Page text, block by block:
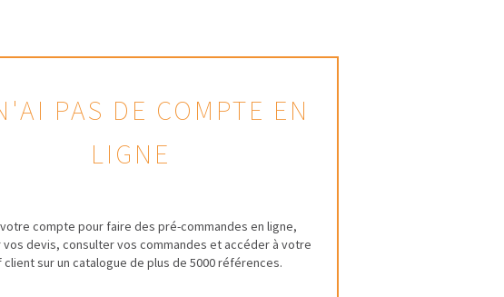
PAS DE COMPTE EN
LIGNE
compte pour faire des pré-commandes en ligne,
devis, consulter vos commandes et accéder à votre
client sur un catalogue de plus de 5000 références.